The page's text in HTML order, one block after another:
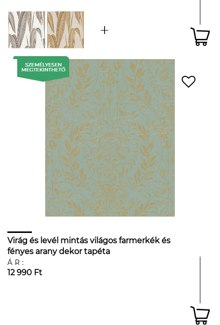
Virág és levél mintás világos farmerkék és
fényes arany dekor tapéta
ÁR:
12 990 Ft